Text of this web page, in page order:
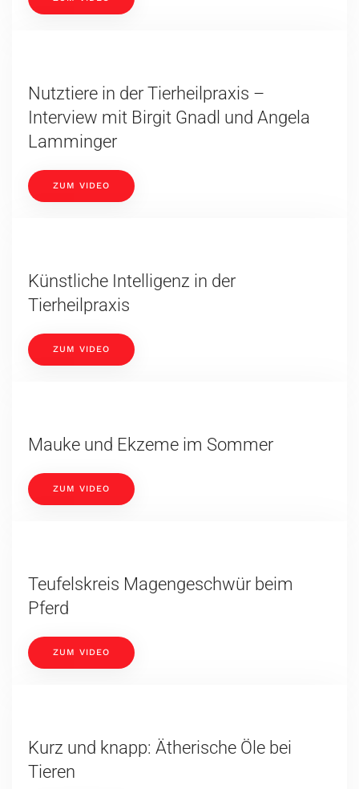
Nutztiere in der Tierheilpraxis –
Interview mit Birgit Gnadl und Angela
Lamminger
ZUM VIDEO
Künstliche Intelligenz in der
Tierheilpraxis
ZUM VIDEO
Mauke und Ekzeme im Sommer
ZUM VIDEO
Teufelskreis Magengeschwür beim
Pferd
ZUM VIDEO
Kurz und knapp: Ätherische Öle bei
Tieren